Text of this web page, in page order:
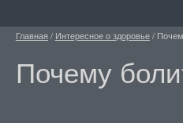
Главная / Интересное о здоровье/
Почему